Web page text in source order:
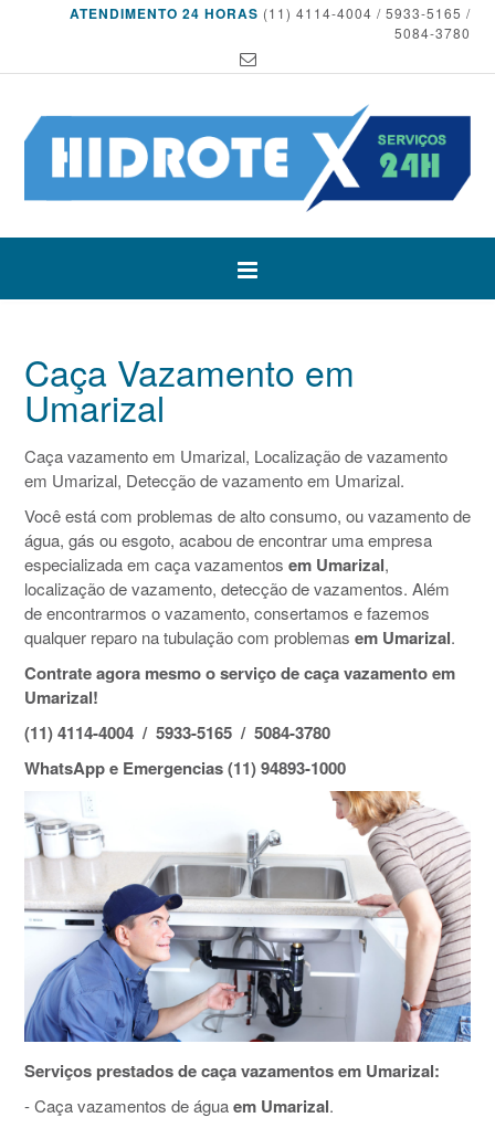
ATENDIMENTO 24 HORAS (11) 4114-4004 / 5933-5165 /
5084-3780
Caça Vazamento em
Umarizal
Caça vazamento em Umarizal, Localização de vazamento
em Umarizal, Detecção de vazamento em Umarizal.
Você está com problemas de alto consumo, ou vazamento de
água, gás ou esgoto, acabou de encontrar uma empresa
especializada em caça vazamentos em Umarizal,
localização de vazamento, detecção de vazamentos. Além
de encontrarmos o vazamento, consertamos e fazemos
qualquer reparo na tubulação com problemas em Umarizal.
Contrate agora mesmo o serviço de caça vazamento em
Umarizal!
(11) 4114-4004 / 5933-5165 / 5084-3780
WhatsApp e Emergencias (11) 94893-1000
Serviços prestados de caça vazamentos em Umarizal:
- Caça vazamentos de águaem Umarizal.